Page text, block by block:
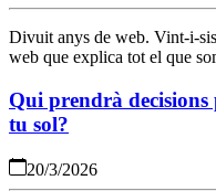
Divuit anys de web. Vint-i-
web que explica tot el que
Qui prendrà
tu sol?
20/3/2026